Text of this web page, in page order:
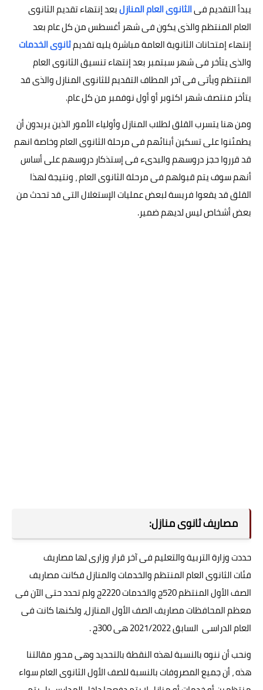
يبدأ التقديم فىالثانوى العام المنازلبعد إنتهاء تقديم الثانوى
العام المنتظم والذى يكون فى شهر أغسطس من كل عام بعد
إنتهاء إمتحانات الثانوية العامة مباشرة يليه تقديمثانوى الخدمات
والذى يتأخر فى شهر سبتمبر بعد إنتهاء تنسيق الثانوى العام
المنتظم ويأتى فى آخر المطاف التقديم للثانوى المنازل والذى قد
يتأخر منتصف شهر اكتوبر أو أول نوفمبر من كل عام.
ومن هنا يتسرب القلق لطلاب المنازل وأولياء الأمور الذين يريدون أن
يطمئنوا على تسكين أبنائهم فى مرحلة الثانوى العام وخاصة انهم
قد قرروا حجز دروسهم والبدىء فى إستذكار دروسهم على أساس
أنهم سوف يتم قبولهم فى مرحلة الثانوى العام ، ونتيجة لهذا
القلق قد يقعوا فريسة لبعض عمليات الإستغلال التى قد تحدث من
بعض أشخاص ليس لديهم ضمير.
مصاريف ثانوى منازل:
حددت وزارة التربية والتعليم فى آخر قرار وزارى لها مصاريف
فئاتالثانوى العام المنتظم والخدمات والمنازل فكانتمصاريف
الصف الأول المنتظم 520ج والخدمات 2220ج ولم تحدد حتى الآن فى
معظم المحافظات مصاريف الصف الأول المنازل، ولكنها كانت فى
العام الدراسى السابق 2021/2022 هى 300ج .
ونحب أن ننوه بالنسبة لهذه النقطة بالتحديد وهى محور مقالتنا
هذه ، أن جميعالمصروفات بالنسبة للصف الأول الثانوى العام سواء